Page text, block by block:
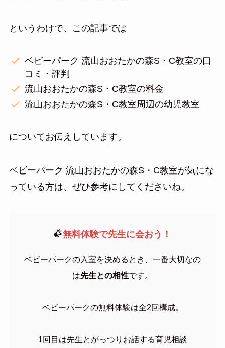
というわけで、この記事では
ベビーパーク 流山おおたかの森S・C教室の口
コミ・評判
流山おおたかの森S・C教室の料金
流山おおたかの森S・C教室周辺の幼児教室
についてお伝えしています。
ベビーパーク 流山おおたかの森S・C教室が気にな
っている方は、ぜひ参考にしてくださいね。
無料体験で先生に会おう！
ベビーパークの入室を決めるとき、一番大切なの
は先生との相性です。
ベビーパークの無料体験は全2回構成。
1回目は先生とがっつりお話する育児相談